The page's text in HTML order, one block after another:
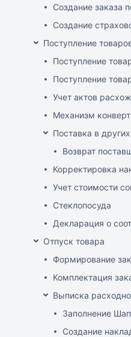
Создание заказа
Создание
Поступление
Поступление
Поступление
Учет актов
Механизм
Поставка в других
Возврат
Корректировка
Учет стоимости
Стеклопосуда
Декларация о
Отпуск товара
Формирование
Комплектация
Выписка
Заполнение
Создание